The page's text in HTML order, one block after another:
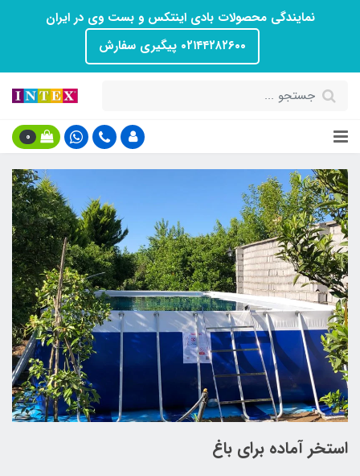
نمایندگی محصولات بادی اینتکس و بست وی در ایران
۰۲۱۴۴۲۸۲۶۰۰ پیگیری سفارش
0
استخر آماده برای باغ